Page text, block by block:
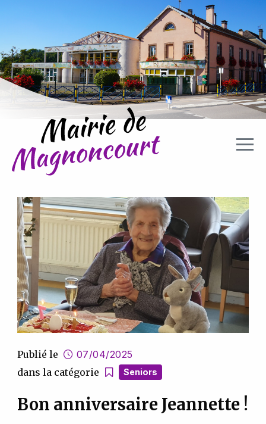
Publié le
07/04/2025
dans la catégorie
Seniors
Bon anniversaire Jeannette !